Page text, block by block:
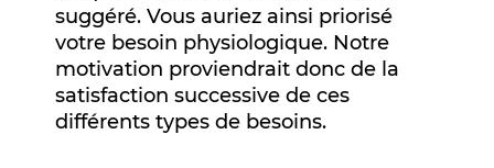
suggéré. Vous auriez ainsi priorisé
votre besoin physiologique. Notre
motivation proviendrait donc de la
satisfaction successive de ces
différents types de besoins.